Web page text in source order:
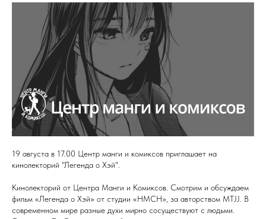
19 августа в 17.00 Центр манги и комиксов приглашает на
кинолекторий "Легенда о Хэй".
Кинолекторий от Центра Манги и Комиксов. Смотрим и обсуждаем
фильм «Легенда о Хэй» от студии «HMCH», за авторством MTJJ. В
современном мире разные духи мирно сосуществуют с людьми.